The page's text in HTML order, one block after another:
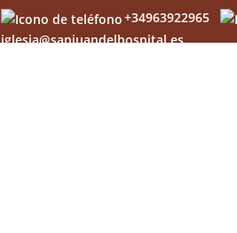
+34963922965
iglesia@sanjuandelhospital.es